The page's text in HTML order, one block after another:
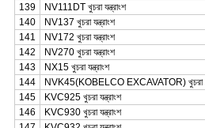
139
NV111DT খুচরা যন্ত্রাংশ
140
NV137 খুচরা যন্ত্রাংশ
141
NV172 খুচরা যন্ত্রাংশ
142
NV270 খুচরা যন্ত্রাংশ
143
NX15 খুচরা যন্ত্রাংশ
144
NVK45(KOBELCO EXCAVATOR) খুচরা
145
KVC925 খুচরা যন্ত্রাংশ
146
KVC930 খুচরা যন্ত্রাংশ